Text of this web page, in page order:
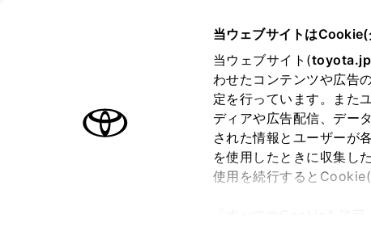
当ウェブサイトはCookie(
当ウェブサイト(toyota.jp
わせたコンテンツや広告
定を行っています。また
ディアや広告配信、デー
された情報とユーザーが
を使用したときに収集し
使用を続行すると
は必須です。中古車：見積り
お客さま情報の入力